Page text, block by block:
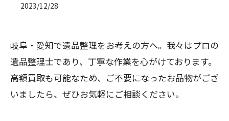
2023/12/28
岐阜・愛知で遺品整理をお考えの方へ。我々はプロの
遺品整理士であり、丁寧な作業を心がけております。
高額買取も可能なため、ご不要になったお品物がござ
いましたら、ぜひお気軽にご相談ください。